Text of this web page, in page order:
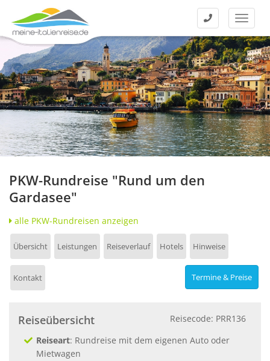
Kontakt Menü
PKW-Rundreise "Rund um den
Gardasee"
alle PKW-Rundreisen anzeigen
Übersicht Leistungen Reiseverlauf Hotels Hinweise
Kontakt Termine & Preise
Reisecode: PRR136
Reiseübersicht
Reiseart: Rundreise mit dem eigenen Auto oder
Mietwagen